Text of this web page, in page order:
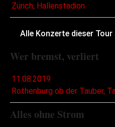
Zürich, Hallenstadion
Alle Konzerte dieser Tour
Wer bremst, verliert
11.08.2019
Rothenburg ob der Tauber,
Alles ohne Strom